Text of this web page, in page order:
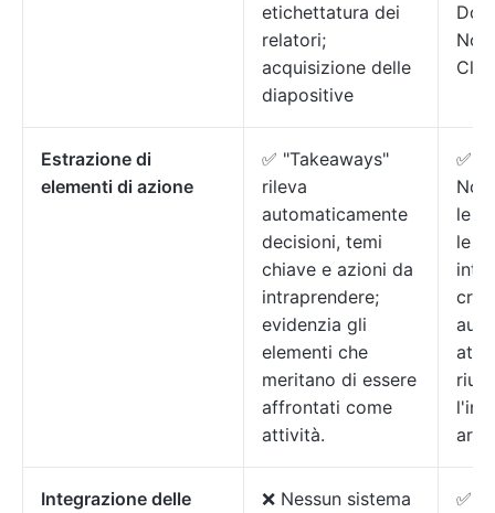
etichettatura dei
relatori;
acquisizione delle
diapositive
Estrazione di
elementi di azione
✅ "Takeaways"
rileva
automaticamente
decisioni, temi
chiave e azioni da
intraprendere;
evidenzia gli
elementi che
meritano di essere
affrontati come
attività.
✅
le
le
crea
Integrazione delle
❌ Nessun sistema
✅